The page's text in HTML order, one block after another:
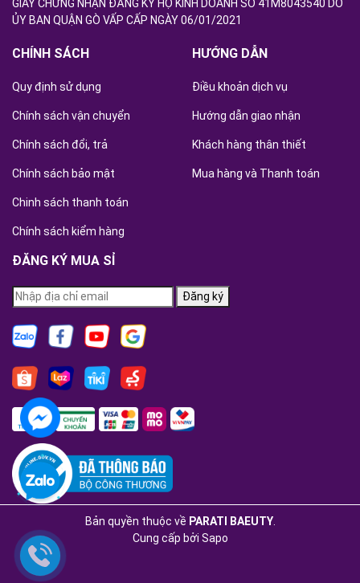
GIẤY CHỨNG NHẬN ĐĂNG KÝ HỘ KINH DOANH SỐ 41M8043540 DO
ỦY BAN QUẬN GÒ VẤP CẤP NGÀY 06/01/2021
CHÍNH SÁCH
Quy định sử dụng
Chính sách vận chuyển
Chính sách đổi, trả
Chính sách bảo mật
Chinh sách thanh toán
Chính sách kiểm hàng
HƯỚNG DẪN
Điều khoản dịch vụ
Hướng dẫn giao nhận
Khách hàng thân thiết
Mua hàng và Thanh toán
ĐĂNG KÝ MUA SỈ
Đăng ký
Bản quyền thuộc về PARATI BAEUTY.
Cung cấp bởi Sapo